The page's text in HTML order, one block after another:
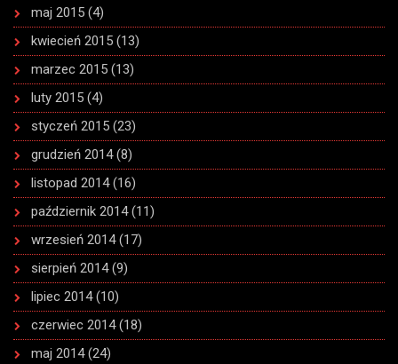
maj 2015 (4)
kwiecień 2015 (13)
marzec 2015 (13)
luty 2015 (4)
styczeń 2015 (23)
grudzień 2014(8)
listopad 2014(16)
październik 2014(11)
wrzesień 2014(17)
sierpień 2014(9)
lipiec 2014(10)
czerwiec 2014(18)
maj 2014(24)